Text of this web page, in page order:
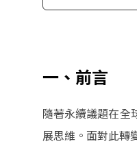
一、前言
隨著永續議題在全
展思維。面對此轉